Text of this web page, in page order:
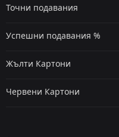
Точни подавания
Успешни подавания %
Жълти Картони
Червени Картони